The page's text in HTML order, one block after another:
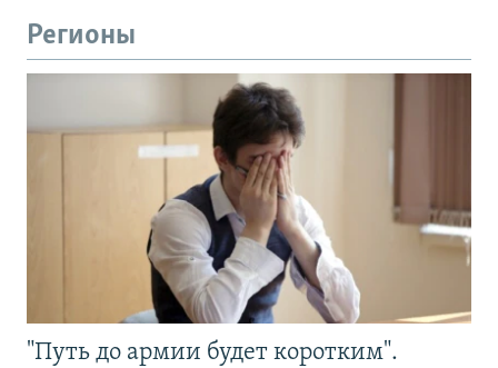
Регионы
"Путь до армии будет коротким".